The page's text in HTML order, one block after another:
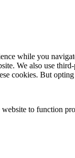
while you
We also use
cookies. But
to function